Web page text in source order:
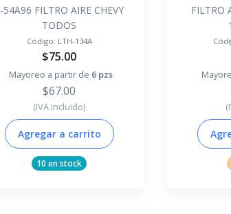
54A96 FILTRO AIRE CHEVY
TODOS
Código: LTH-134A
$75.00
Mayoreo a partir de 6 pzs
$67.00
(IVA incluido)
Agregar a carrito
10 en stock
FILTRO